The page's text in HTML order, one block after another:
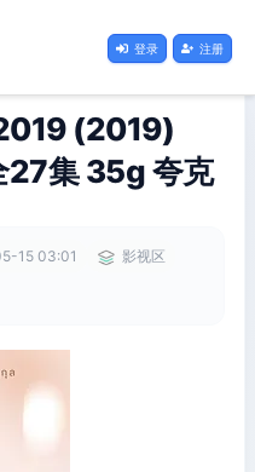
登录 注册
(2019)
集 35g 夸克
15 03:01
影视区